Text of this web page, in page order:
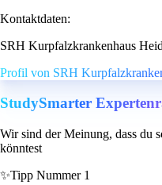
Kontaktdaten:
SRH Kurpfalzkrankenhaus
Profil von SRH
StudySmarter
Wir sind der Meinung, dass du
könntest
✨Tipp Nummer 1